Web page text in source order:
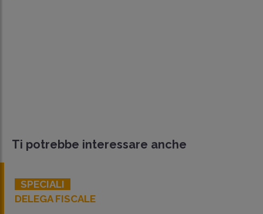
Ti potrebbe interessare anche
SPECIALI
DELEGA FISCALE